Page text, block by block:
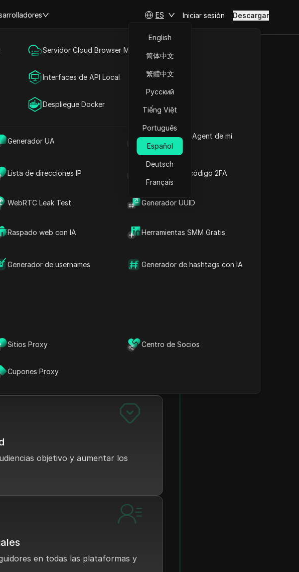
Generador UA
Cuál es el User Agent de mi
navegador
Lista de direcciones IP Generador de código 2FA
WebRTC Leak Test Generador UUID
Raspado web con IA Herramientas SMM Gratis
Generador de usernames Generador de hashtags con IA
Sitios Proxy Centro de Socios
Cupones Proxy
Servidor Cloud Browser MCP
Interfaces de API Local
Despliegue Docker
ES
English
简体中文
繁體中文
Русский
Tiếng Việt
Português
Español
Deutsch
Français
Iniciar sesión Descargar
objetivo y aumentar los
en todas las plataformas y